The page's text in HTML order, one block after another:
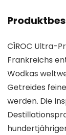
CÎROC Ultra-
Frankreichs
Wodkas
Getreides
werden. Die